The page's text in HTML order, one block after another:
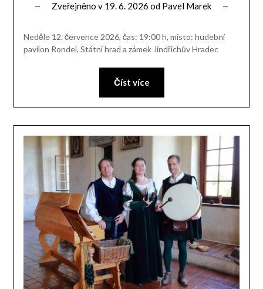
Zveřejněno v 19. 6. 2026 od Pavel Marek
Neděle 12. července 2026, čas: 19:00 h, místo: hudební
pavilon Rondel, Státní hrad a zámek Jindřichův Hradec
Číst více